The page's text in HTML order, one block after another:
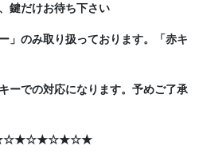
鍵だけお待ち下さい
」のみ取り扱っております。「赤キ
ーでの対応になります。予めご了承